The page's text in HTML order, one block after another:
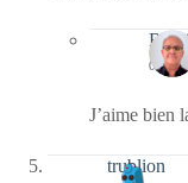
02/12/
J’aime bien
trublion